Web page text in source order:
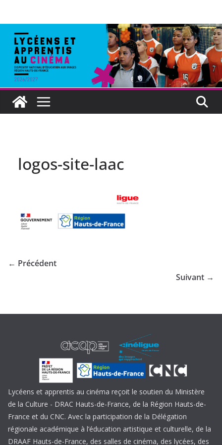
logos-site-laac
← Précédent
Suivant →
Lycéens et apprentis au cinéma reçoit le soutien du Ministère
de la Culture - DRAC Hauts-de-France, de la Région Hauts-de-
France et du CNC. Avec la participation de la Délégation
régionale académique à l’éducation artistique et culturelle, de la
DRAAF Hauts-de-France, des salles de cinéma, des lycées, des